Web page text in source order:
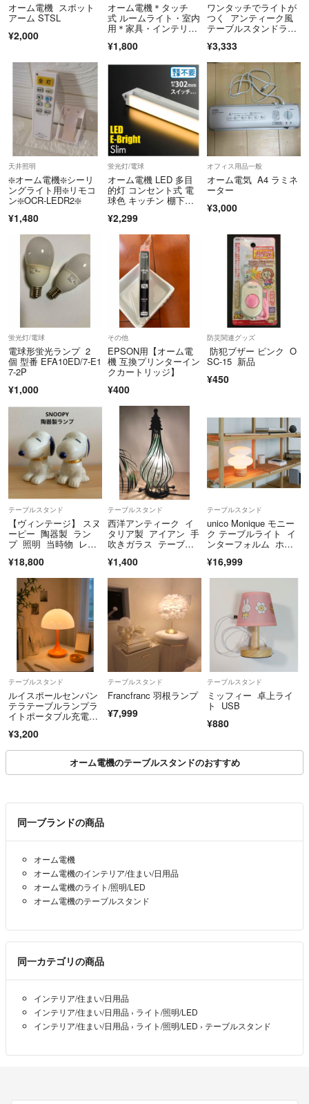
オーム電機 スポット
アーム STSL
¥2,000
オーム電機＊タッチ
式 ルームライト・室内
用＊家具・インテリア
¥1,800
ワンタッチでライトが
つく アンティーク風
テーブルスタンドライ
¥3,333
天井照明
❇️オーム電機❇️シーリ
ングライト用❇️リモコ
ン❇️OCR-LEDR2❇️
¥1,480
蛍光灯/電球
オーム電機 LED 多目
的灯 コンセント式 電
球色 キッチン 棚下
¥2,299
オフィス用品一般
オーム電気 A4 ラミネ
ーター
¥3,000
蛍光灯/電球
電球形蛍光ランプ 2
個 型番 EFA10ED/7-E1
7-2P
¥1,000
その他
EPSON用【オーム電
機 互換プリンターイン
クカートリッジ】
¥400
防災関連グッズ
防犯ブザー ピンク O
SC-15 新品
¥450
テーブルスタンド
【ヴィンテージ】 スヌ
ーピー 陶器製 ラン
プ 照明 当時物 レト
¥18,800
テーブルスタンド
西洋アンティーク イ
タリア製 アイアン 手
吹きガラス テーブ
¥1,400
テーブルスタンド
unico Monique モニー
ク テーブルライト イ
ンターフォルム ホワ
¥16,999
テーブルスタンド
ルイスポールセンパン
テラテーブルランプラ
イトポータブル充電式
¥3,200
テーブルスタンド
Francfranc 羽根ランプ
¥7,999
テーブルスタンド
ミッフィー 卓上ライ
ト USB
¥880
オーム電機のテーブルスタンドのおすすめ
同一ブランドの商品
オーム電機
オーム電機のインテリア/住まい/日用品
オーム電機のライト/照明/LED
オーム電機のテーブルスタンド
同一カテゴリの商品
インテリア/住まい/日用品
インテリア/住まい/日用品 › ライト/照明/LED
インテリア/住まい/日用品 › ライト/照明/LED › テーブルスタンド